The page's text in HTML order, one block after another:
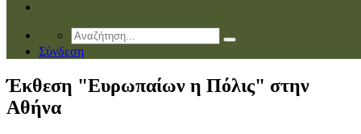
Σύνδεση
Έκθεση "Ευρωπαίων η Πόλις" στην
Αθήνα